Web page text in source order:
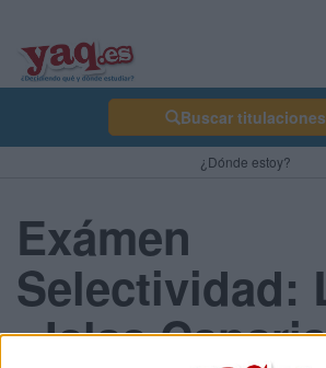
Buscar titulaciones
¿Dónde estoy?
Exámen
Selectividad:
- Islas